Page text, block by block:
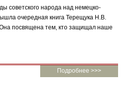
советского народа над немецко-
очередная книга Терещука Н.В.
посвящена тем, кто защищал наше
Подробнее >>>